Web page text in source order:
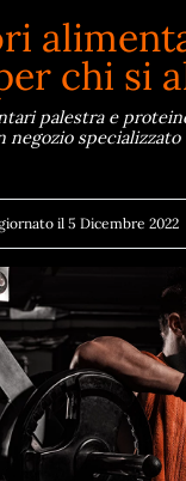
chi si
palestra e
negozio
il 5 Dicembre 2022